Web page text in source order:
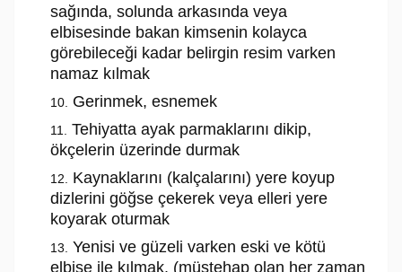
sağında, solunda arkasında veya
elbisesinde bakan kimsenin kolayca
görebileceği kadar belirgin resim varken
namaz kılmak
Gerinmek, esnemek
Tehiyatta ayak parmaklarını dikip,
ökçelerin üzerinde durmak
Kaynaklarını (kalçalarını) yere koyup
dizlerini göğse çekerek veya elleri yere
koyarak oturmak
Yenisi ve güzeli varken eski ve kötü
elbise ile kılmak. (müstehap olan her zaman